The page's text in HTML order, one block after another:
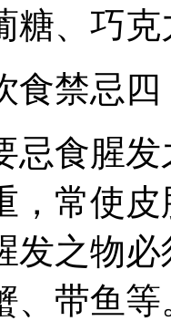
糖、巧
禁忌四
食腥发
，常使
发之物
、带鱼